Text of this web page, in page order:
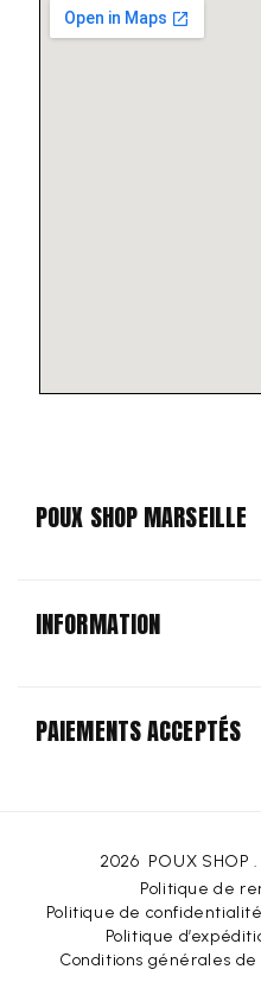
POUX SHOP MARSEILLE
ANTI-POUX ET LENTES
CONSIGNE À BAGAGES
CONTACT & ACCÈS
INFORMATION
Mentions légales
PAIEMENTS ACCEPTÉS
L
A
N
Français
2026 POUX SHOP
Politique de
Politique de confidentialité
Politique
Conditions générales